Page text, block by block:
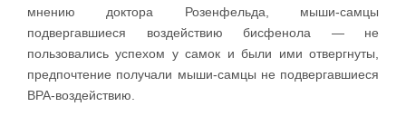
мнению доктора Розенфельда, мыши-самцы
подвергавшиеся воздействию бисфенола — не
пользовались успехом у самок и были ими отвергнуты,
предпочтение получали мыши-самцы не подвергавшиеся
BPA-воздействию.